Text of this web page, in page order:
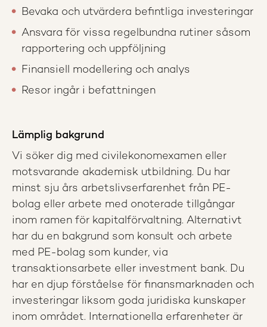
Bevaka och utvärdera befintliga investeringar
Ansvara för vissa regelbundna rutiner såsom
rapportering och uppföljning
Finansiell modellering och analys
Resor ingår i befattningen
Lämplig bakgrund
Vi söker dig med civilekonomexamen eller
motsvarande akademisk utbildning. Du har
minst sju års arbetslivserfarenhet från PE-
bolag eller arbete med onoterade tillgångar
inom ramen för kapitalförvaltning. Alternativt
har du en bakgrund som konsult och arbete
med PE-bolag som kunder, via
transaktionsarbete eller investment bank. Du
har en djup förståelse för finansmarknaden och
investeringar liksom goda juridiska kunskaper
inom området. Internationella erfarenheter är